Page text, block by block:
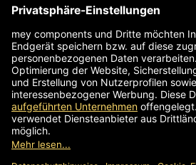
E-Mail schreiben